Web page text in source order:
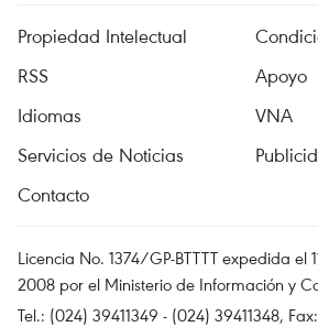
Propiedad Intelectual
RSS
Apoyo
Idiomas
VNA
Servicios de Noticias
Contacto
Licencia No. 1374/GP-BTTTT expedida el
2008 por el Ministerio de Información y
Tel.: (024) 39411349 - (024) 39411348,